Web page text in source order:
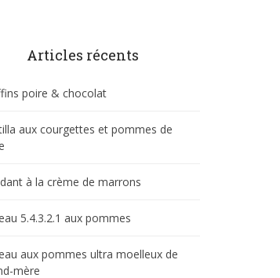
Articles récents
poire & chocolat
aux courgettes et pommes de
à la crème de marrons
5.4.3.2.1 aux pommes
aux pommes ultra moelleux de
mère